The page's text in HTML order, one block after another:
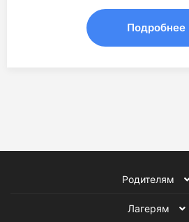
Подробнее
Родителям
Лагерям